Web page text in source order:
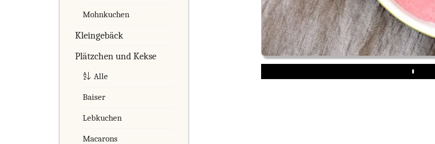
Mohnkuchen
Kleingebäck
Plätzchen und Kekse
Alle
Baiser
Lebkuchen
Macarons
Play